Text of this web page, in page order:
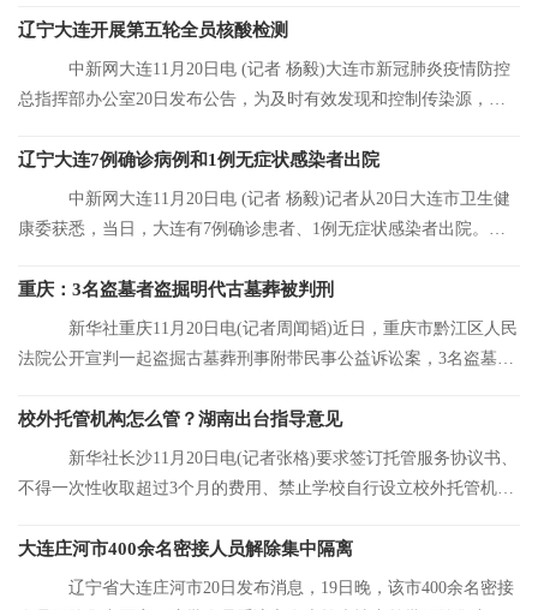
辽宁大连开展第五轮全员核酸检测
中新网大连11月20日电 (记者 杨毅)大连市新冠肺炎疫情防控
总指挥部办公室20日发布公告，为及时有效发现和控制传染源，结
辽宁大连7例确诊病例和1例无症状感染者出院
中新网大连11月20日电 (记者 杨毅)记者从20日大连市卫生健
康委获悉，当日，大连有7例确诊患者、1例无症状感染者出院。目
重庆：3名盗墓者盗掘明代古墓葬被判刑
新华社重庆11月20日电(记者周闻韬)近日，重庆市黔江区人民
法院公开宣判一起盗掘古墓葬刑事附带民事公益诉讼案，3名盗墓者
校外托管机构怎么管？湖南出台指导意见
新华社长沙11月20日电(记者张格)要求签订托管服务协议书、
不得一次性收取超过3个月的费用、禁止学校自行设立校外托管机
大连庄河市400余名密接人员解除集中隔离
辽宁省大连庄河市20日发布消息，19日晚，该市400余名密接